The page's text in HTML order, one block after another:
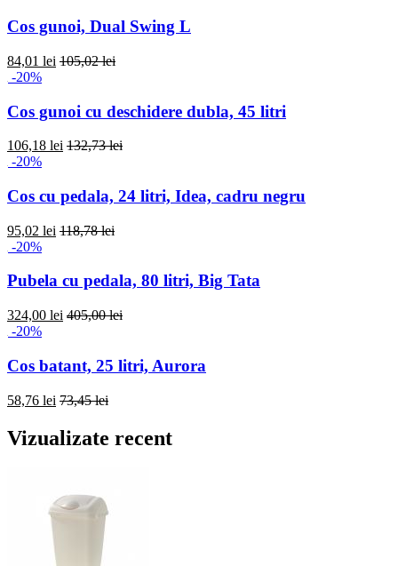
Cos gunoi, Dual Swing L
84,01 lei 105,02 lei
-20%
Cos gunoi cu deschidere dubla, 45 litri
106,18 lei 132,73 lei
-20%
Cos cu pedala, 24 litri, Idea, cadru negru
95,02 lei 118,78 lei
-20%
Pubela cu pedala, 80 litri, Big Tata
324,00 lei 405,00 lei
-20%
Cos batant, 25 litri, Aurora
58,76 lei 73,45 lei
Vizualizate recent